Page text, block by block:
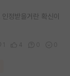
정받을거란 확신이